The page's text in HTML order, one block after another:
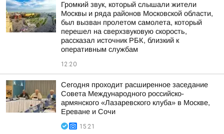
Громкий звук, который слышали жители
Москвы и ряда районов Московской области,
был вызван пролетом самолета, который
перешел на сверхзвуковую скорость,
рассказал источник РБК, близкий к
оперативным службам
12:20
Сегодня проходит расширенное заседание
Совета Международного российско-
армянского «Лазаревского клуба» в Москве,
Ереване и Сочи
15:21